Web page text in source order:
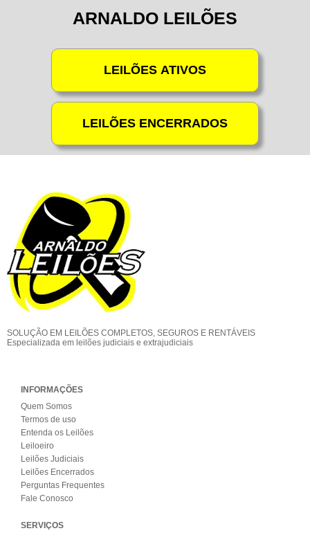
ARNALDO LEILÕES
SOLUÇÃO EM LEILÕES COMPLETOS, SEGUROS E RENTÁVEIS
Especializada em leilões judiciais e extrajudiciais
INFORMAÇÕES
Quem Somos
Termos de uso
Entenda os Leilões
Leiloeiro
Leilões Judiciais
Leilões Encerrados
Perguntas Frequentes
Fale Conosco
SERVIÇOS